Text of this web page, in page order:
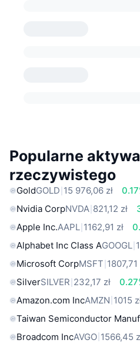
Popularne
rzeczywistego
GoldGOLD 15 976,06 zł
Nvidia CorpNVDA 821,12 zł
Apple Inc.AAPL 1162,91 zł
Alphabet Inc Class AGOOGL
Microsoft CorpMSFT 1807,71
SilverSILVER 232,17 zł
Amazon.com IncAMZN 1015
Taiwan Semiconductor
Broadcom IncAVGO 1566,45